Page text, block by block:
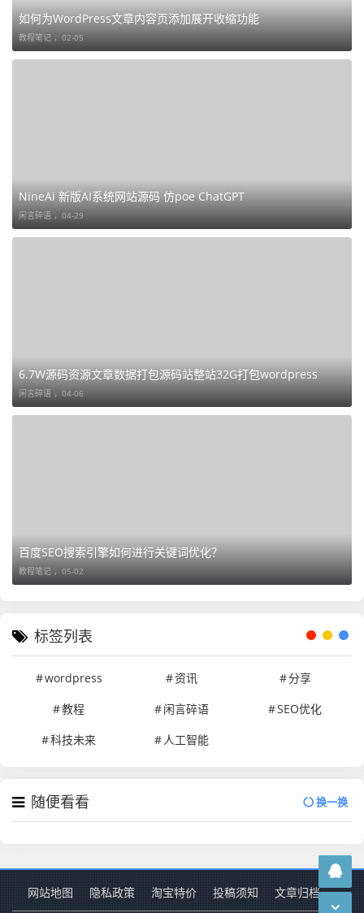
如何为WordPress文章内容页添加展开收缩功能
教程笔记 ， 02-05
NineAi 新版AI系统网站源码 仿poe ChatGPT
闲言碎语 ， 04-29
6.7W源码资源文章数据打包源码站整站32G打包wordpress
闲言碎语 ， 04-06
百度SEO搜索引擎如何进行关键词优化？
教程笔记 ， 05-02
标签列表
wordpress 资讯
分享
教程
闲言碎语
SEO优化
科技未来
人工智能
随便看看 换一换
网站地图 隐私政策 淘宝特价 投稿须知 文章归档